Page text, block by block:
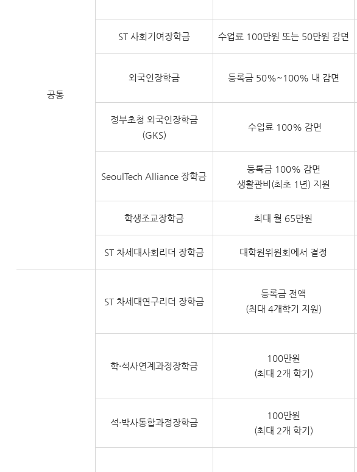
공통
ST 사회기여 장학금 수업료 100만원 또는 50만원 감면
외국인장학금 등록금 50%~100% 내 감면
정부초청 외국인장학금
(GKS)
수업료 100% 감면
SeoulTech Alliance 장학금
등록금 100% 감면
생활관비(최초 1년) 지원
학생조교장학금 최대 월 65만원
ST 차세대사회리더 장학금 대학원위원회에서 결정
ST 차세대연구리더 장학금
등록금 전액
(최대 4개학기 지원)
학·석사연계과정장학금
100만원
(최대 2개 학기)
석·박사통합과정장학금
100만원
(최대 2개 학기)